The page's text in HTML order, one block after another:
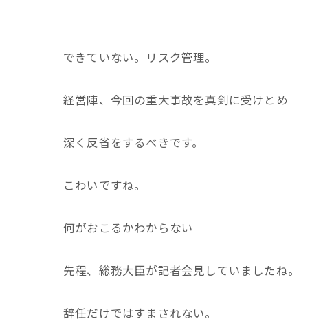
できていない。リスク管理。
経営陣、今回の重大事故を真剣に受けとめ
深く反省をするべきです。
こわいですね。
何がおこるかわからない
先程、総務大臣が記者会見していましたね。
辞任だけではすまされない。